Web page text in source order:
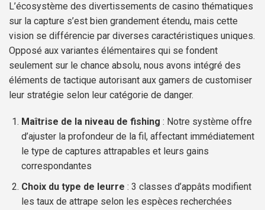
L’écosystème des divertissements de casino thématiques
sur la capture s’est bien grandement étendu, mais cette
vision se différencie par diverses caractéristiques uniques.
Opposé aux variantes élémentaires qui se fondent
seulement sur le chance absolu, nous avons intégré des
éléments de tactique autorisant aux gamers de customiser
leur stratégie selon leur catégorie de danger.
Maîtrise de la niveau de fishing : Notre système offre
d’ajuster la profondeur de la fil, affectant immédiatement
le type de captures attrapables et leurs gains
correspondantes
Choix du type de leurre : 3 classes d’appâts modifient
les taux de attrape selon les espèces recherchées